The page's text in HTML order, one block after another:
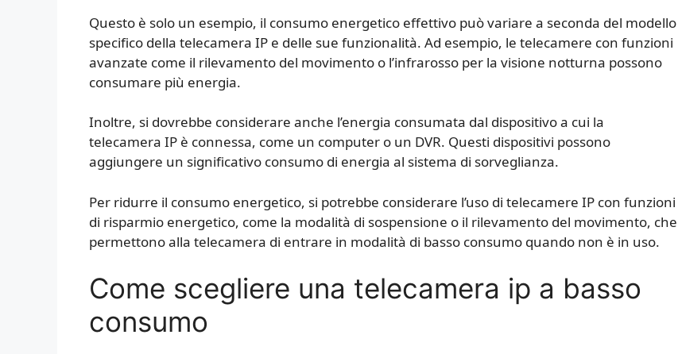
Questo è solo un esempio, il consumo energetico effettivo può variare a seconda del modello
specifico della telecamera IP e delle sue funzionalità. Ad esempio, le telecamere con funzioni
avanzate come il rilevamento del movimento o l’infrarosso per la visione notturna possono
consumare più energia.
Inoltre, si dovrebbe considerare anche l’energia consumata dal dispositivo a cui la
telecamera IP è connessa, come un computer o un DVR. Questi dispositivi possono
aggiungere un significativo consumo di energia al sistema di sorveglianza.
Per ridurre il consumo energetico, si potrebbe considerare l’uso di telecamere IP con funzioni
di risparmio energetico, come la modalità di sospensione o il rilevamento del movimento, che
permettono alla telecamera di entrare in modalità di basso consumo quando non è in uso.
Come scegliere una telecamera ip a basso
consumo